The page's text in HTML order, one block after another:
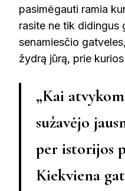
pasimėgauti ramia
rasite ne tik didingus
senamiesčio
žydrą jūrą, prie
„Kai
sužavėjo
per istorijos
Kiekviena